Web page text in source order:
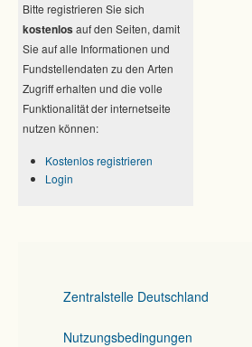
Bitte registrieren Sie sich
kostenlos auf den Seiten, damit
Sie auf alle Informationen und
Fundstellendaten zu den Arten
Zugriff erhalten und die volle
Funktionalität der internetseite
nutzen können:
Kostenlos registrieren
Login
Zentralstelle Deutschland
Nutzungsbedingungen